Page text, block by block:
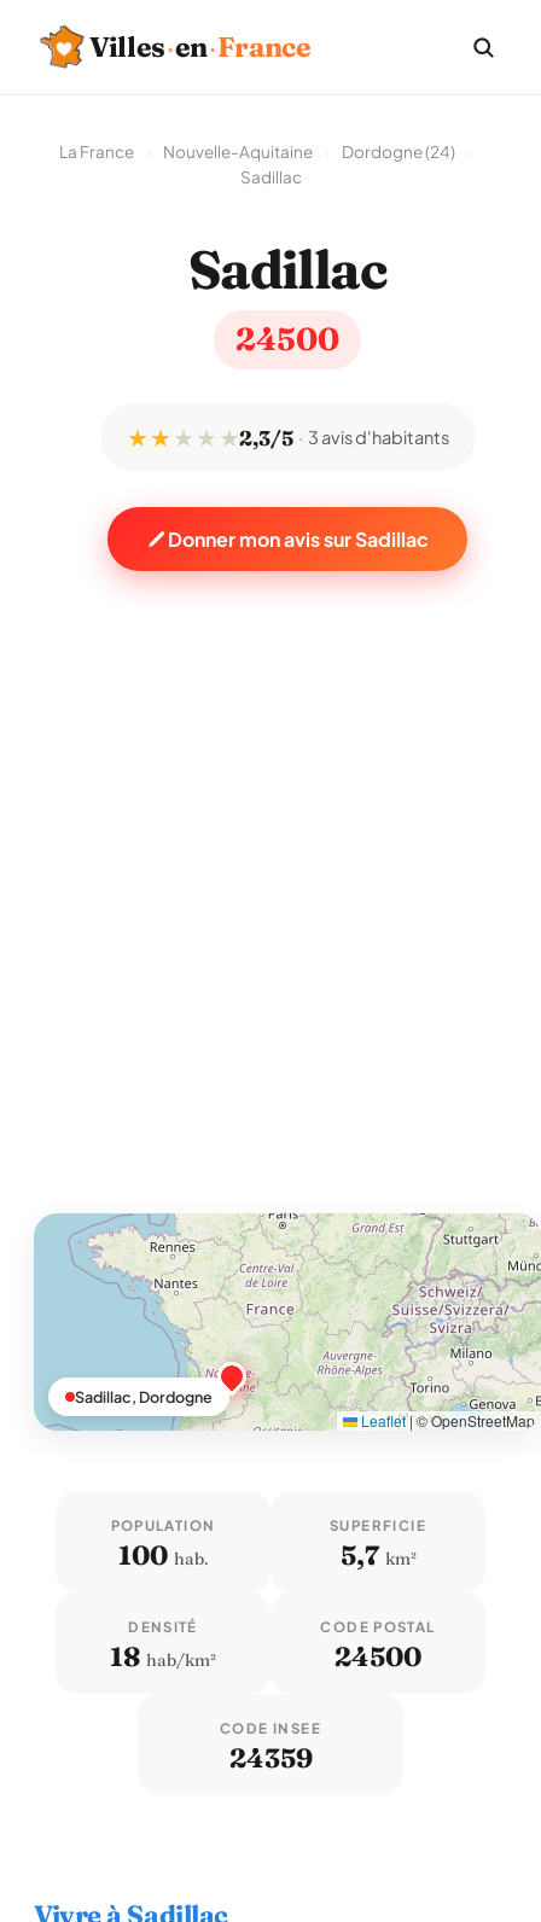
Villes·en·France
La France Nouvelle-Aquitaine Dordogne (24)
Sadillac
Sadillac
24500
★ ★★ ★ ★2,3/5 3 avis d'habitants
Donner mon avis sur Sadillac
Leaflet |© OpenStreetMap
Sadillac, Dordogne
POPULATION
100 hab.
SUPERFICIE
5,7 km²
DENSITÉ
18 hab/km²
CODE POSTAL
24500
CODE INSEE
24359
Vivre à Sadillac